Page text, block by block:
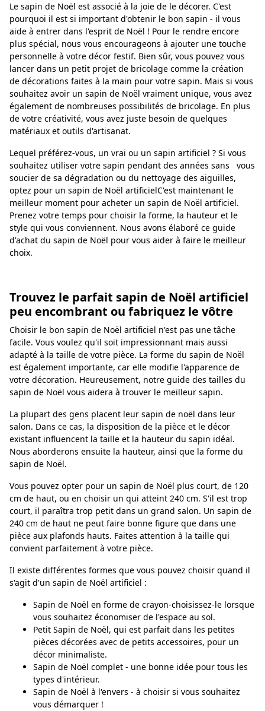
Le sapin de Noël est associé à la joie de le décorer. C'est
pourquoi il est si important d'obtenir le bon sapin - il vous
aide à entrer dans l'esprit de Noël ! Pour le rendre encore
plus spécial, nous vous encourageons à ajouter une touche
personnelle à votre décor festif. Bien sûr, vous pouvez vous
lancer dans un petit projet de bricolage comme la création
de décorations faites à la main pour votre sapin. Mais si vous
souhaitez avoir un sapin de Noël vraiment unique, vous avez
également de nombreuses possibilités de bricolage. En plus
de votre créativité, vous avez juste besoin de quelques
matériaux et outils d'artisanat.
Lequel préférez-vous, un vrai ou un sapin artificiel ? Si vous
souhaitez utiliser votre sapin pendant des années sans vous
soucier de sa dégradation ou du nettoyage des aiguilles,
optez pour un sapin de Noël artificielC'est maintenant le
meilleur moment pour acheter un sapin de Noël artificiel.
Prenez votre temps pour choisir la forme, la hauteur et le
style qui vous conviennent. Nous avons élaboré ce guide
d'achat du sapin de Noël pour vous aider à faire le meilleur
choix.
Trouvez le parfait sapin de Noël artificiel
peu encombrant ou fabriquez le vôtre
Choisir le bon sapin de Noël artificiel n'est pas une tâche
facile. Vous voulez qu'il soit impressionnant mais aussi
adapté à la taille de votre pièce. La forme du sapin de Noël
est également importante, car elle modifie l'apparence de
votre décoration. Heureusement, notre guide des tailles du
sapin de Noël vous aidera à trouver le meilleur sapin.
La plupart des gens placent leur sapin de noël dans leur
salon. Dans ce cas, la disposition de la pièce et le décor
existant influencent la taille et la hauteur du sapin idéal.
Nous aborderons ensuite la hauteur, ainsi que la forme du
sapin de Noël.
Vous pouvez opter pour un sapin de Noël plus court, de 120
cm de haut, ou en choisir un qui atteint 240 cm. S'il est trop
court, il paraîtra trop petit dans un grand salon. Un sapin de
240 cm de haut ne peut faire bonne figure que dans une
pièce aux plafonds hauts. Faites attention à la taille qui
convient parfaitement à votre pièce.
Il existe différentes formes que vous pouvez choisir quand il
s'agit d'un sapin de Noël artificiel :
Sapin de Noël en forme de crayon-choisissez-le lorsque
vous souhaitez économiser de l'espace au sol.
Petit Sapin de Noël, qui est parfait dans les petites
pièces décorées avec de petits accessoires, pour un
décor minimaliste.
Sapin de Noël complet - une bonne idée pour tous les
types d'intérieur.
Sapin de Noël à l'envers - à choisir si vous souhaitez
vous démarquer !